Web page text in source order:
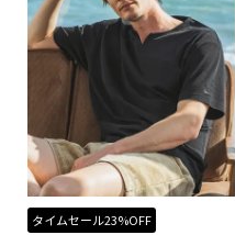
タイムセール23%OFF